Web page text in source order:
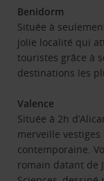
Benidorm
Située à
jolie localité qui
touristes grâce à
destinations les
Valence
Située à 2h
merveille
contemporaine.
romain datant de